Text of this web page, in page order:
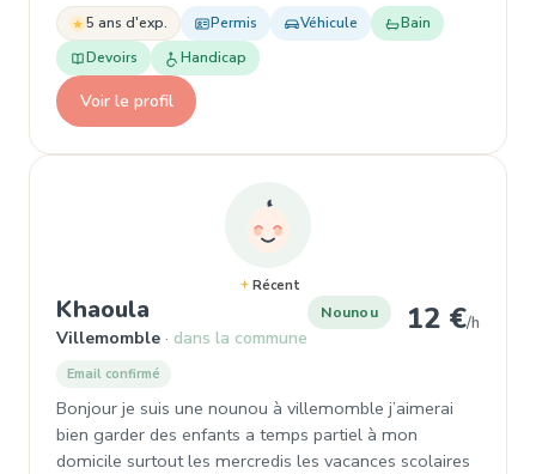
5 ans d'exp. Permis Véhicule
Bain
Devoirs
Handicap
Voir le profil
Récent
Khaoula , Nounou à Villemomble
Villemomble dans la commune
Nounou 12 €/h
Email confirmé
Bonjour je suis une nounou à villemomble j’aimerai
bien garder des enfants a temps partiel à mon
domicile surtout les mercredis les vacances scolaires